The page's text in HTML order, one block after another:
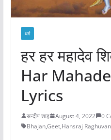
धर्म
हर हर महादेव
Har
Lyrics
सन्दीप शाह August 4, 2022
0
Bhajan,Geet,Hansraj